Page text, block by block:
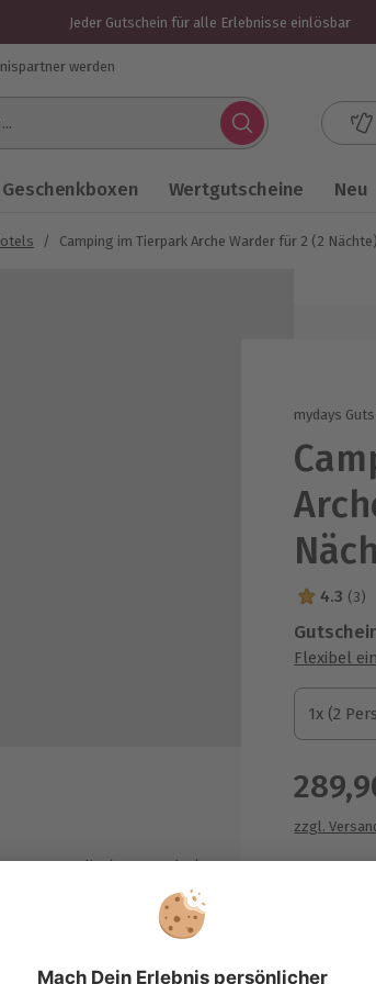
Jeder Gutschein für alle Erlebnisse einlösbar
werden
Geschenkboxen Wertgutscheine Neu
/ Camping im Tierpark Arche Warder für 2 (2 Nächte)
mydays
4.3
4.3 (3)
Flexibel
1x (2
1x (2
1x (2
zzgl.
WC direkt am Zelt /
Zelt